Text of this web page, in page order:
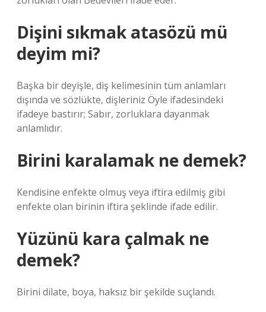
Dişini sıkmak atasözü mü
deyim mi?
Başka bir deyişle, diş kelimesinin tüm anlamları
dışında ve sözlükte, dişleriniz Öyle ifadesindeki
ifadeye bastırır; Sabır, zorluklara dayanmak
anlamlıdır.
Birini karalamak ne demek?
Kendisine enfekte olmuş veya iftira edilmiş gibi
enfekte olan birinin iftira şeklinde ifade edilir.
Yüzünü kara çalmak ne
demek?
Birini dilate, boya, haksız bir şekilde suçlandı.